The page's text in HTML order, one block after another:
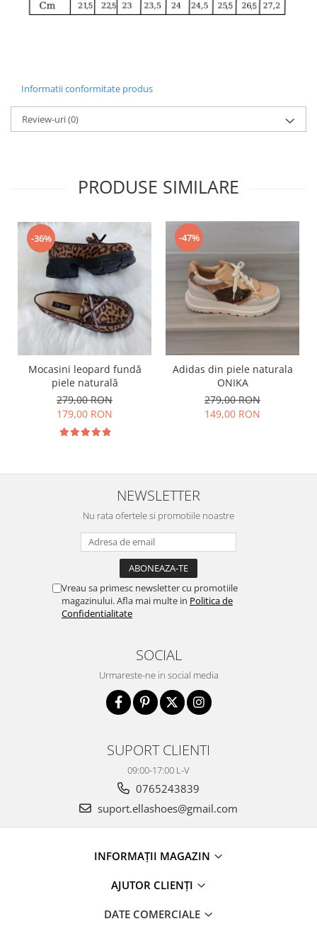
Informatii conformitate produs
Review-uri(0)
PRODUSE SIMILARE
-36%
Mocasini leopard fundă
piele naturală
279,00 RON
179,00 RON
-47%
Adidas din piele naturala
ONIKA
279,00 RON
149,00 RON
NEWSLETTER
Nu rata ofertele si promotiile noastre
Vreau sa primesc newsletter cu promotiile
magazinului. Afla mai multe in Politica de
Confidentialitate
SOCIAL
Urmareste-ne in social media
SUPORT CLIENTI
09:00-17:00 L-V
0765243839
suport.ellashoes@gmail.com
INFORMAȚII MAGAZIN
AJUTOR CLIENȚI
DATE COMERCIALE